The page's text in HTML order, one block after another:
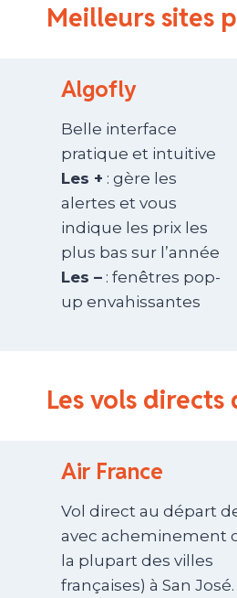
Meilleurs sites
Algofly
Belle interface
pratique et intuitive
Les + : gère les
alertes et vous
indique les prix les
plus bas sur l’année
Les – : fenêtres pop-
up envahissantes
Les vols directs
Air France
Vol direct au départ
avec acheminement
la plupart des villes
françaises) à San José.